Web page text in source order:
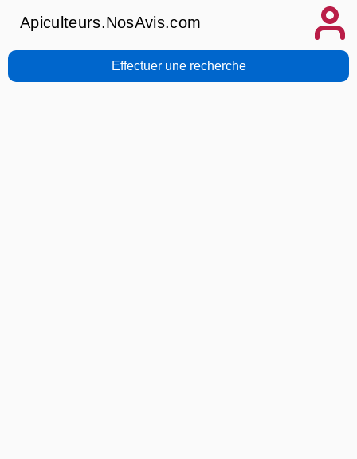
Apiculteurs.NosAvis.com
Effectuer une recherche